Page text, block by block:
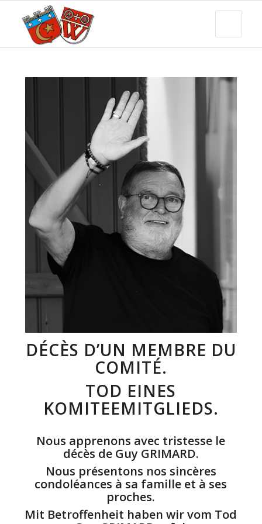
DÉCÈS D’UN MEMBRE DU
COMITÉ.
TOD EINES
KOMITEEMITGLIEDS.
Nous apprenons avec tristesse le
décès de Guy GRIMARD.
Nous présentons nos sincères
condoléances à sa famille et à ses
proches.
Mit Betroffenheit haben wir vom Tod